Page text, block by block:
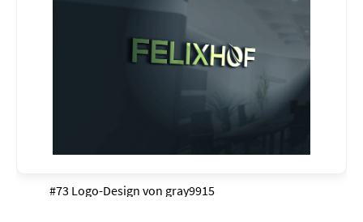
#73 Logo-Design von gray9915